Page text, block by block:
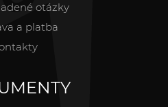
otázky
a platba